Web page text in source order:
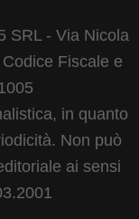
SRL - Via Nicola
Fiscale e
in quanto
Non può
ai sensi